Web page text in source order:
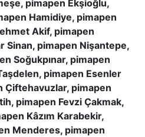
pimapen Ekşioğlu,
Hamidiye, pimapen
Akif, pimapen
Sinan, pimapen Nişantepe,
Soğukpınar, pimapen
pimapen Esenler
Çiftehavuzlar, pimapen
pimapen Fevzi Çakmak,
Kâzım Karabekir,
Menderes, pimapen